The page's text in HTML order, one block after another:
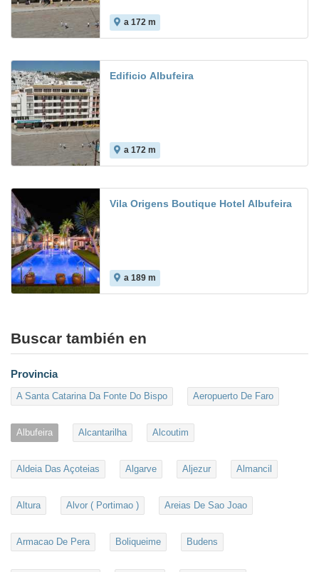
a 172 m
Edificio Albufeira
a 172 m
Vila Origens Boutique Hotel Albufeira
a 189 m
Buscar también en
Provincia
A Santa Catarina Da Fonte Do Bispo Aeropuerto De Faro
Albufeira Alcantarilha Alcoutim
Aldeia Das Açoteias Algarve Aljezur Almancil
Altura Alvor ( Portimao ) Areias De Sao Joao
Armacao De Pera Boliqueime Budens